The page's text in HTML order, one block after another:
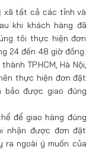
xã tất cả các tỉnh và
khi khách hàng đã
tôi thực hiện đơn
24 đến 48 giờ đồng.
TP.HCM, Hà Nội,
thực hiện đơn đặt
bảo được giao đúng
để giao hàng đúng
nhận được đơn đặt
ra ngoài ý muốn của